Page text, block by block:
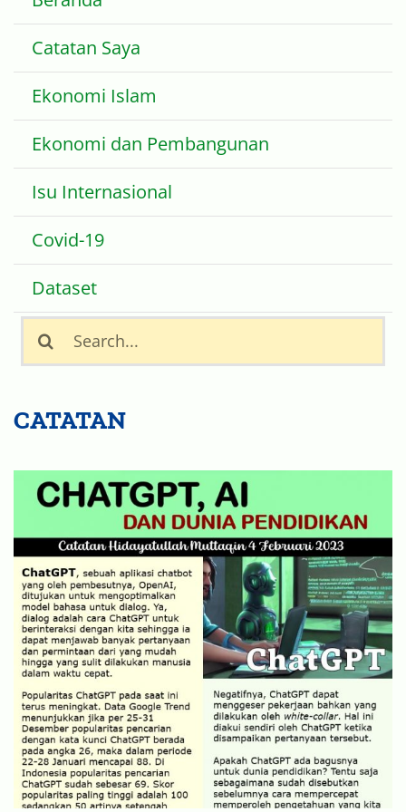
Catatan Saya
Ekonomi Islam
Ekonomi dan Pembangunan
Isu Internasional
Covid-19
Dataset
Search
for:
CATATAN